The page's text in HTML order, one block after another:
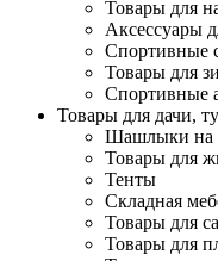
Товары для
Аксессуары
Спортивные
Товары для
Спортивные
Товары для дачи,
Шашлыки на
Товары для
Тенты
Складная
Товары для
Товары для